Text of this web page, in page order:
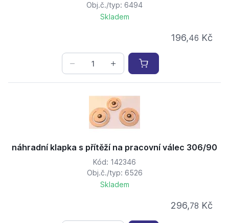
Obj.č./typ: 6494
Skladem
196,46 Kč
náhradní klapka s přítěží na pracovní válec 306/90
Kód: 142346
Obj.č./typ: 6526
Skladem
296,78 Kč